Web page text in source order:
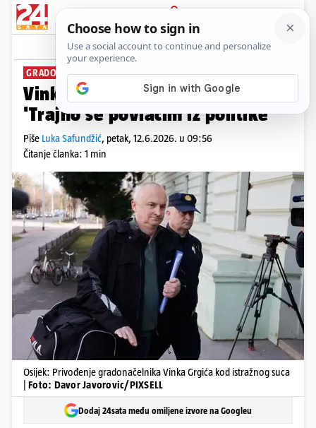
PRIJAVA
News Komentari
GRADONAČELNIK NA DAN
Vinko Grgić podnio ostavku!
'Trajno se povlačim iz politike'
Piše Luka Safundžić, petak, 12.6.2026. u 09:56
Čitanje članka: 1 min
Osijek: Privođenje gradonačelnika Vinka Grgića kod istražnog suca
Foto: Davor Javorovic/PIXSELL
Dodaj 24sata među omiljene izvore na Googleu